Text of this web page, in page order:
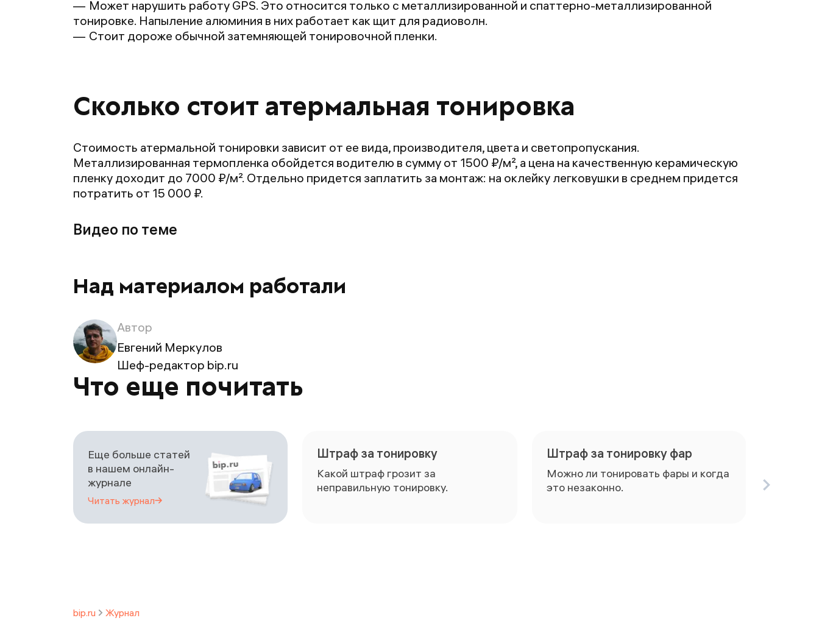
Может нарушить работу GPS. Это относится только с металлизированной и спаттерно-металлизированной
тонировке. Напыление алюминия в них работает как щит для радиоволн.
Стоит дороже обычной затемняющей тонировочной пленки.
Сколько стоит атермальная тонировка
Стоимость атермальной тонировки зависит от ее вида, производителя, цвета и светопропускания.
Металлизированная термопленка обойдется водителю в сумму от 1500 ₽/м², а цена на качественную керамическую
пленку доходит до 7000 ₽/м². Отдельно придется заплатить за монтаж: на оклейку легковушки в среднем придется
потратить от 15 000 ₽.
Видео по теме
Над материалом работали
Автор
Евгений Меркулов
Шеф-редактор bip.ru
Что еще почитать
Еще больше статей
в нашем онлайн-
журнале
Читать журнал
Штраф за тонировку
Какой штраф грозит за
неправильную тонировку.
Штраф за тонировку фар
Можно ли тонировать фары и когда
это незаконно.
bip.ru Журнал